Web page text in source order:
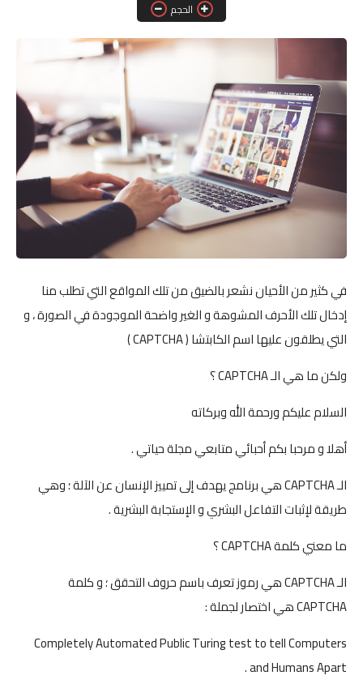
تكنولوجيا
فن
رياضة
الصحة والجمال
الحجم
في كثير من الأحيان نشعر بالضيق من تلك المواقع التي تطلب منا
إدخال تلك الأحرف المشوهة و الغير واضحة الموجودة في الصورة ، و
التي يطلقون عليها اسم الكابتشا ( CAPTCHA )
ولكن ما هي الـ CAPTCHA ؟
السلام عليكم ورحمة الله وبركاته
أهلا و مرحبا بكم أحبائي متابعي مجلة حياتي .
الـ CAPTCHA هي برنامج يهدف إلى تمييز الإنسان عن الآلة ؛ وهي
طريقة لإثبات التفاعل البشري و الإستجابة البشرية .
ما معني كلمة CAPTCHA ؟
الـ CAPTCHA هي رموز تعرف باسم حروف التحقق ؛ و كلمة
CAPTCHA هي اختصار لجملة :
Completely Automated Public Turing test to tell Computers
and Humans Apart .